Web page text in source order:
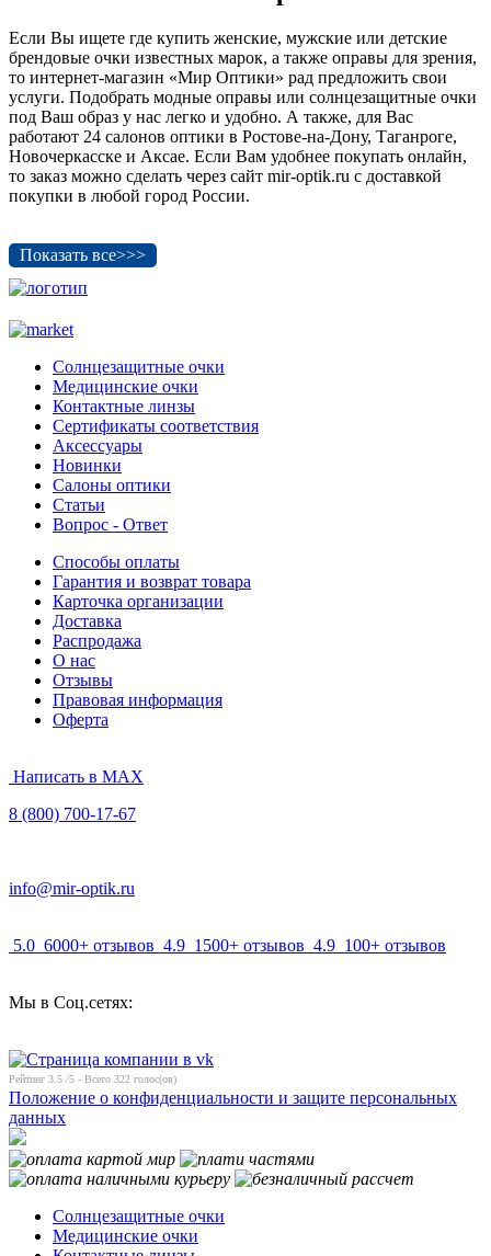
Если Вы ищете где купить женские, мужские или детские
брендовые очки известных марок, а также оправы для зрения,
то интернет-магазин «Мир Оптики» рад предложить свои
услуги. Подобрать модные оправы или солнцезащитные очки
под Ваш образ у нас легко и удобно. А также, для Вас
работают 24 салонов оптики в Ростове-на-Дону, Таганроге,
Новочеркасске и Аксае. Если Вам удобнее покупать онлайн,
то заказ можно сделать через сайт mir-optik.ru с доставкой
покупки в любой город России.
Показать все>>>
Солнцезащитные очки
Медицинские очки
Контактные линзы
Сертификаты соответствия
Аксессуары
Новинки
Салоны оптики
Статьи
Вопрос - Ответ
Способы оплаты
Гарантия и возврат товара
Карточка организации
Доставка
Распродажа
О нас
Отзывы
Правовая информация
Оферта
Написать в MAX
8 (800) 700-17-67
info@mir-optik.ru
5.0 6000+ отзывов 4.9 1500+ отзывов 4.9 100+ отзывов
Мы в Соц.сетях:
Рейтинг 3.5 /5 - Всего 322 голос(ов)
Положение о конфиденциальности и защите персональных
данных
Солнцезащитные очки
Медицинские очки